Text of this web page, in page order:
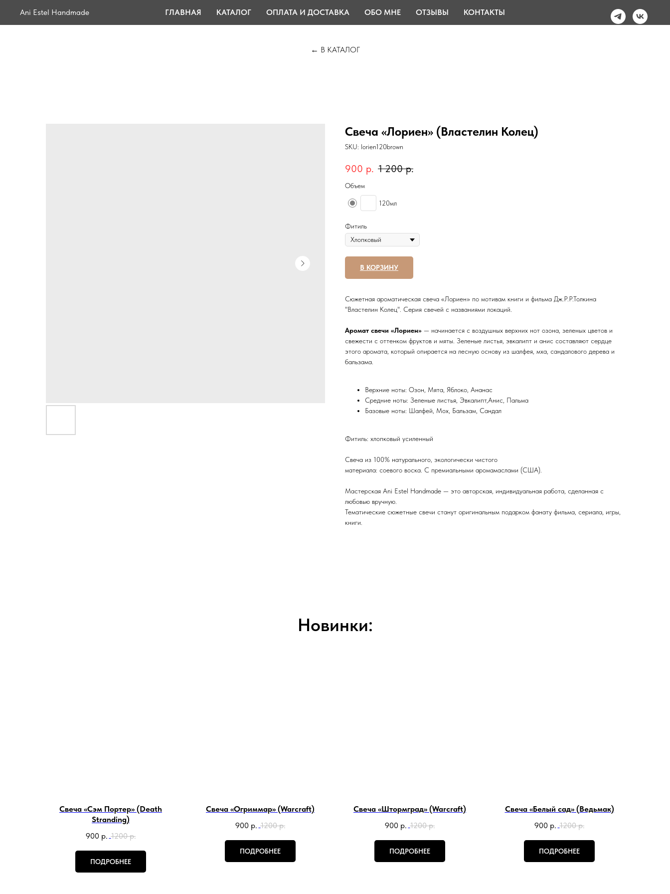
Ani Estel Handmade ГЛАВНАЯ КАТАЛОГ ОПЛАТА И ДОСТАВКА ОБО МНЕ ОТЗЫВЫ КОНТАКТЫ
← В КАТАЛОГ
Свеча «Лориен» (Властелин Колец)
SKU: lorien120brown
900 р. 1 200 р.
Объем
120мл
Фитиль
В КОРЗИНУ
Сюжетная ароматическая свеча «Лориен» по мотивам книги и фильма Дж.Р.Р.Толкина
"Властелин Колец". Серия свечей с названиями локаций.
Аромат свечи «Лориен» — начинается с воздушных верхних нот озона, зеленых цветов и
свежести с оттенком фруктов и мяты. Зеленые листья, эвкалипт и анис составляют сердце
этого аромата, который опирается на лесную основу из шалфея, мха, сандалового дерева и
бальзама.
Верхние ноты: Озон, Мята, Яблоко, Ананас
Средние ноты: Зеленые листья, Эвкалипт,Анис, Пальма
Базовые ноты: Шалфей, Мох, Бальзам, Сандал
Фитиль: хлопковый усиленный
Свеча из 100% натурального, экологически чистого
материала: соевого воска. С премиальными аромамаслами (США).
Мастерская Ani Estel Handmade — это авторская, индивидуальная работа, сделанная с
любовью вручную.
Тематические сюжетные свечи станут оригинальным подарком фанату фильма, сериала, игры,
книги.
Новинки:
Свеча «Сэм Портер» (Death
Stranding)
900 р. 1200 р.
ПОДРОБНЕЕ
Свеча «Огриммар» (Warcraft)
900 р. 1200 р.
ПОДРОБНЕЕ
Свеча «Штормград» (Warcraft)
900 р. 1200 р.
ПОДРОБНЕЕ
Свеча «Белый сад» (Ведьмак)
900 р. 1200 р.
ПОДРОБНЕЕ